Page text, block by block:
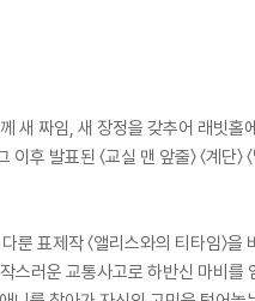
새 짜임, 새 장정을 갖추어 래빗홀
표된 〈교실 맨 앞줄〉 〈계단〉 〈
표제작 〈앨리스와의 티타임〉을
스러운 교통사고로 하반신 마비를